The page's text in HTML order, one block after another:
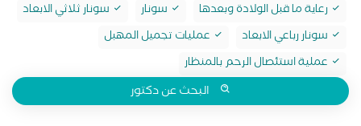
رعاية ما قبل الولادة وبعدها
سونار
سونار ثلاثي الابعاد
سونار رباعي الابعاد
عمليات تجميل المهبل
عملية استئصال الرحم بالمنظار
البحث عن دكتور